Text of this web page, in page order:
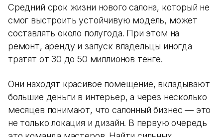
Средний срок жизни нового салона, который не
смог выстроить устойчивую модель, может
составлять около полугода. При этом на
ремонт, аренду и запуск владельцы иногда
тратят от 30 до 50 миллионов тенге.
Они находят красивое помещение, вкладывают
большие деньги в интерьер, а через несколько
месяцев понимают, что салонный бизнес — это
не только локация и дизайн. В первую очередь